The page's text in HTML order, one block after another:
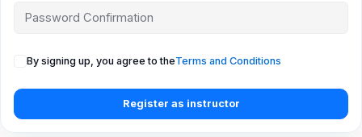
By signing up, you agree to theTerms and Conditions
Register as instructor